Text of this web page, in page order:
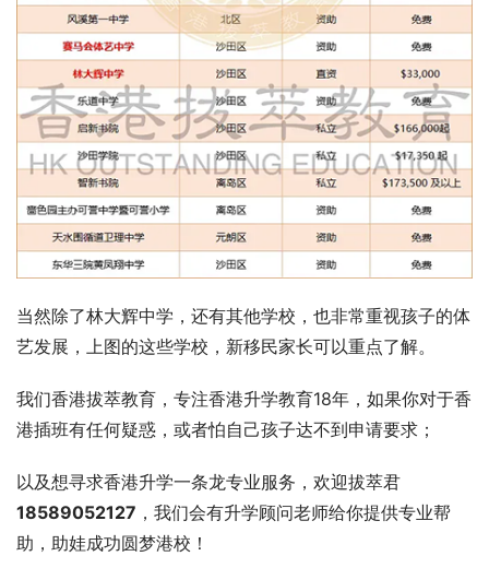
当然除了林大辉中学，还有其他学校，也非常重视孩子的体
艺发展，上图的这些学校，新移民家长可以重点了解。
我们香港拔萃教育，专注香港升学教育18年，如果你对于香
港插班有任何疑惑，或者怕自己孩子达不到申请要求；
以及想寻求香港升学一条龙专业服务，欢迎拔萃君
18589052127 ，我们会有升学顾问老师给你提供专业帮
助，助娃成功圆梦港校！